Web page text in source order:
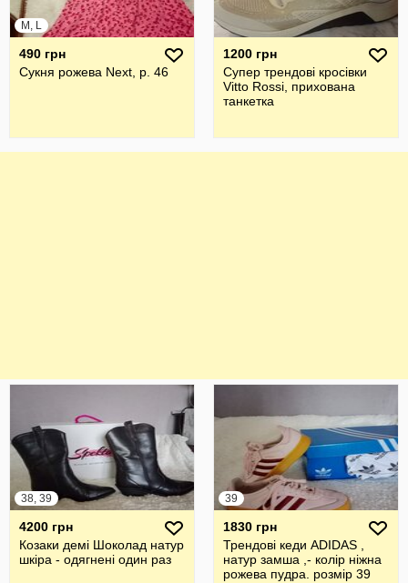
M, L
490 грн
Сукня рожева Next, р. 46
1200 грн
Супер трендові кросівки
Vitto Rossi, прихована
танкетка
38, 39
4200 грн
Козаки демі Шоколад натур
шкіра - одягнені один раз
39
1830 грн
Трендові кеди ADIDAS ,
натур замша ,- колір ніжна
рожева пудра. розмір 39